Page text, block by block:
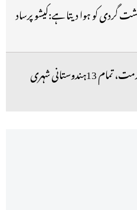
گردی کو ہوا دیتا ہے:کیشو پرساد
تجارتی جہاز پر حملے کی مذمت، تمام 13ہندوستانی شہری